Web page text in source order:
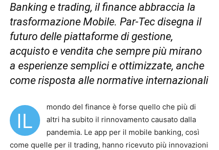
Banking e trading, il finance abbraccia la
trasformazione Mobile. Par-Tec disegna il
futuro delle piattaforme di gestione,
acquisto e vendita che sempre più mirano
a esperienze semplici e ottimizzate, anche
come risposta alle normative internazionali
IL
mondo del finance è forse quello che più di
altri ha subito il rinnovamento causato dalla
pandemia. Le app per il mobile banking, così
come quelle per il trading, hanno ricevuto più innovazioni